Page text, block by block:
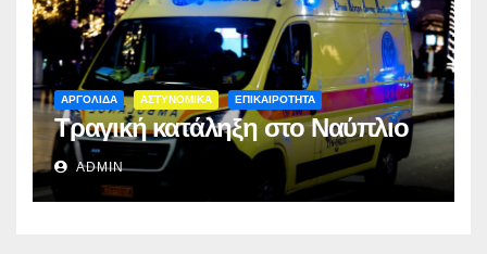
ΑΡΓΟΛΙΔΑ ΑΣΤΥΝΟΜΙΚΑ ΕΠΙΚΑΙΡΟΤΗΤΑ
Τραγική κατάληξη στο Ναύπλιο
ADMIN